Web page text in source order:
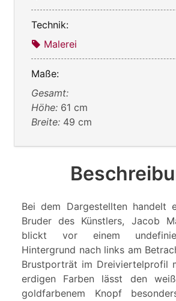
Technik:
Malerei
Maße:
Gesamt:
Höhe: 61 cm
Breite: 49 cm
Bei dem Dargestellten handelt
Bruder des Künstlers, Jacob
blickt vor einem
Hintergrund nach links am
Brustporträt im Dreiviertelprofil
erdigen Farben lässt den
goldfarbenem Knopf